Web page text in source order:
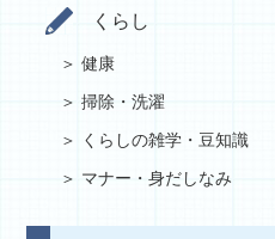
くらし
健康
掃除・洗濯
くらしの雑学・豆知識
マナー・身だしなみ